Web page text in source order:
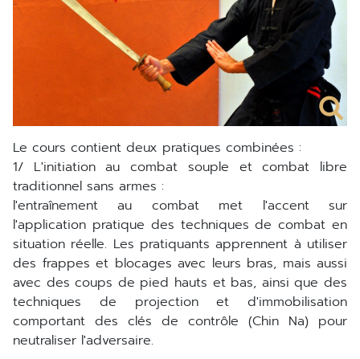
Le cours contient deux pratiques combinées :
1/ L'initiation au combat souple et combat libre
traditionnel sans armes :
l'entraînement au combat met l'accent sur
l'application pratique des techniques de combat en
situation réelle. Les pratiquants apprennent à utiliser
des frappes et blocages avec leurs bras, mais aussi
avec des coups de pied hauts et bas, ainsi que des
techniques de projection et d'immobilisation
comportant des clés de contrôle (Chin Na) pour
neutraliser l'adversaire.